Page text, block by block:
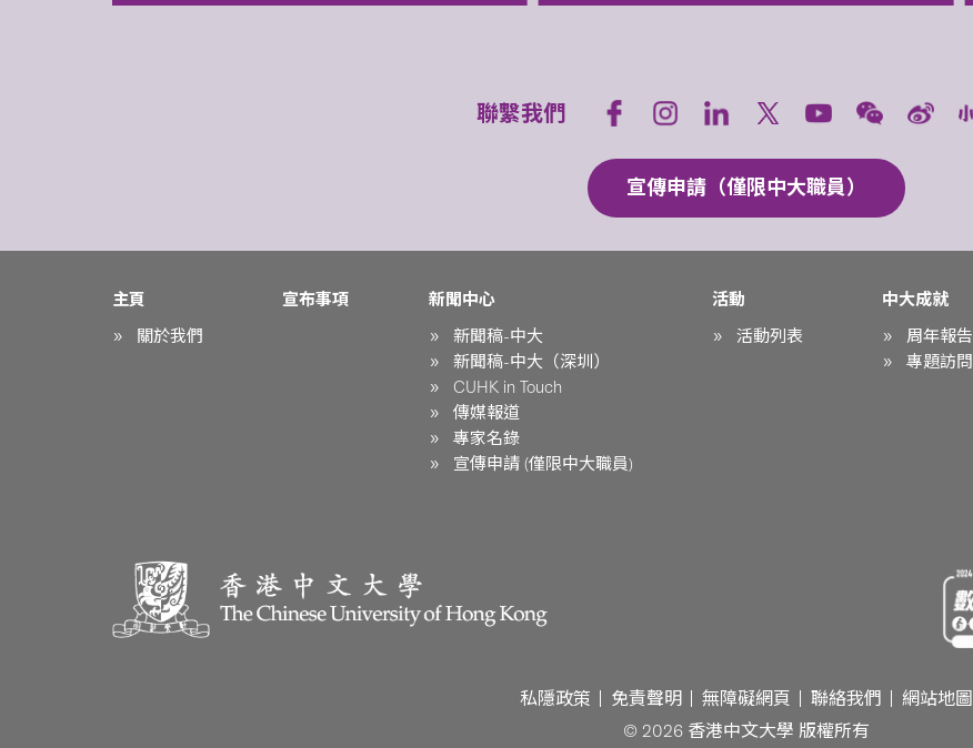
聯繫我們
宣傳申請（僅限中大職員）
主頁
關於我們
宣布事項
新聞中心
新聞稿-中大
新聞稿-中大（深圳）
CUHK in Touch
傳媒報道
專家名錄
宣傳申請 (僅限中大職員)
活動
活動列表
中大成就
周年報告
專題訪問
私隱政策 免責聲明 無障礙網頁 聯絡我們
網站地圖
© 2026 香港中文大學 版權所有